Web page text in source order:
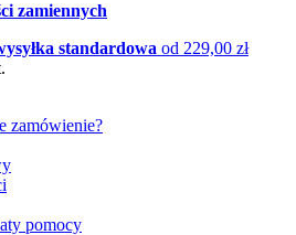
zamiennych
standardowa od 229,00 zł
zamówienie?
pomocy